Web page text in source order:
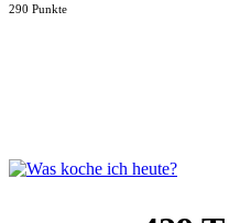
290 Punkte